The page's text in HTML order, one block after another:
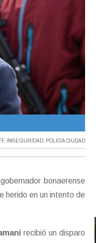
, INSEGURIDAD, POLICIA CIUDAD
bonaerense
herido en un intento de
recibió un disparo